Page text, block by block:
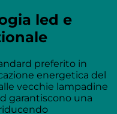
led e
preferito in
energetica del
vecchie lampadine
garantiscono una